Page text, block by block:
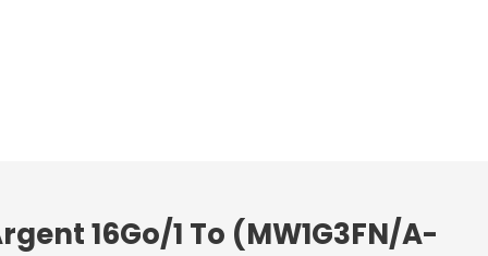
16Go/1 To (MW1G3FN/A-